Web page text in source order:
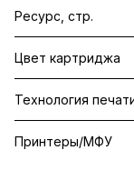
Ресурс, стр.
Цвет картриджа
Технология
Принтеры/МФУ